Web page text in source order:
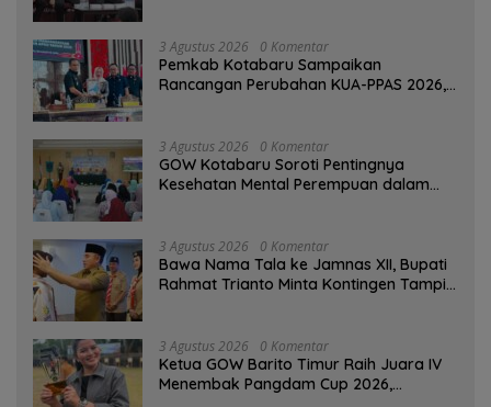
3 Agustus 2026 0 Komentar
Pemkab Kotabaru Sampaikan
Rancangan Perubahan KUA-PPAS 2026,
3 Agustus 2026 0 Komentar
GOW Kotabaru Soroti Pentingnya
Kesehatan Mental Perempuan dalam
3 Agustus 2026 0 Komentar
Bawa Nama Tala ke Jamnas XII, Bupati
Rahmat Trianto Minta Kontingen Tampil
3 Agustus 2026 0 Komentar
Ketua GOW Barito Timur Raih Juara IV
Menembak Pangdam Cup 2026,